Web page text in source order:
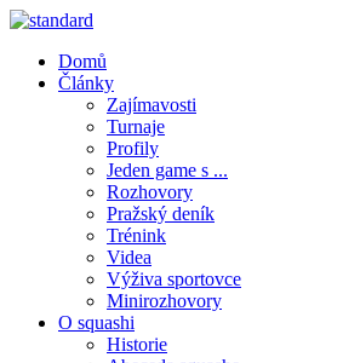
Domů
Články
Zajímavosti
Turnaje
Profily
Jeden game s ...
Rozhovory
Pražský deník
Trénink
Videa
Výživa sportovce
Minirozhovory
O squashi
Historie